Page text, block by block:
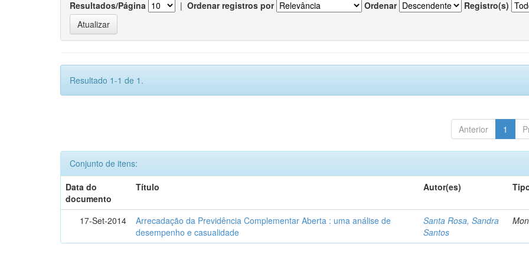
Resultados/Página | Ordenar registros por Ordenar Registro(s)
Resultado 1-1 de 1.
Anterior 1
Conjunto de itens:
Data do
documento
Título Autor(es)
17-Set-2014
Arrecadação da Previdência Complementar Aberta : uma análise de
desempenho e casualidade
Santa Rosa, Sandra
Santos